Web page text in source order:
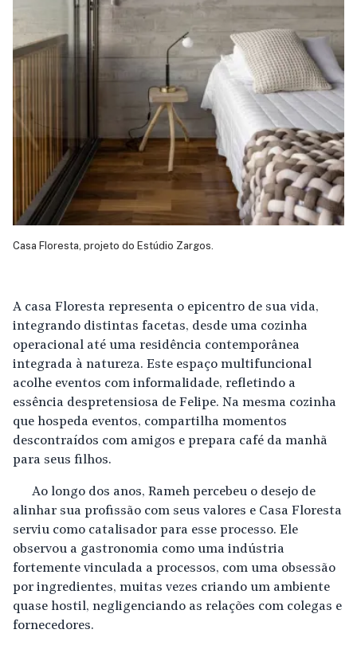
Casa Floresta, projeto do Estúdio Zargos.
A casa Floresta representa o epicentro de sua vida,
integrando distintas facetas, desde uma cozinha
operacional até uma residência contemporânea
integrada à natureza. Este espaço multifuncional
acolhe eventos com informalidade, refletindo a
essência despretensiosa de Felipe. Na mesma cozinha
que hospeda eventos, compartilha momentos
descontraídos com amigos e prepara café da manhã
para seus filhos.
Ao longo dos anos, Rameh percebeu o desejo de
alinhar sua profissão com seus valores e Casa Floresta
serviu como catalisador para esse processo. Ele
observou a gastronomia como uma indústria
fortemente vinculada a processos, com uma obsessão
por ingredientes, muitas vezes criando um ambiente
quase hostil, negligenciando as relações com colegas e
fornecedores.